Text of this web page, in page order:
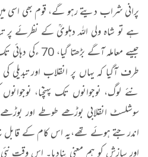
پرانی شراب دیتے رہو گے، قوم بھی اسی
ہے تو شاہ ولی اللہ دہلویؒ کے نظرئے پر
جیسے معاملہ آگے
طرف آگیا کہ یہاں پر انقلاب اور تبدیلی
نئے لوگ، نوجوانوں تک پہنچنا،
سوشلسٹ انقلابی بوڑھے طوطے اور
اندر جتے ہوئے تھے،یہ اس کام کے قابل